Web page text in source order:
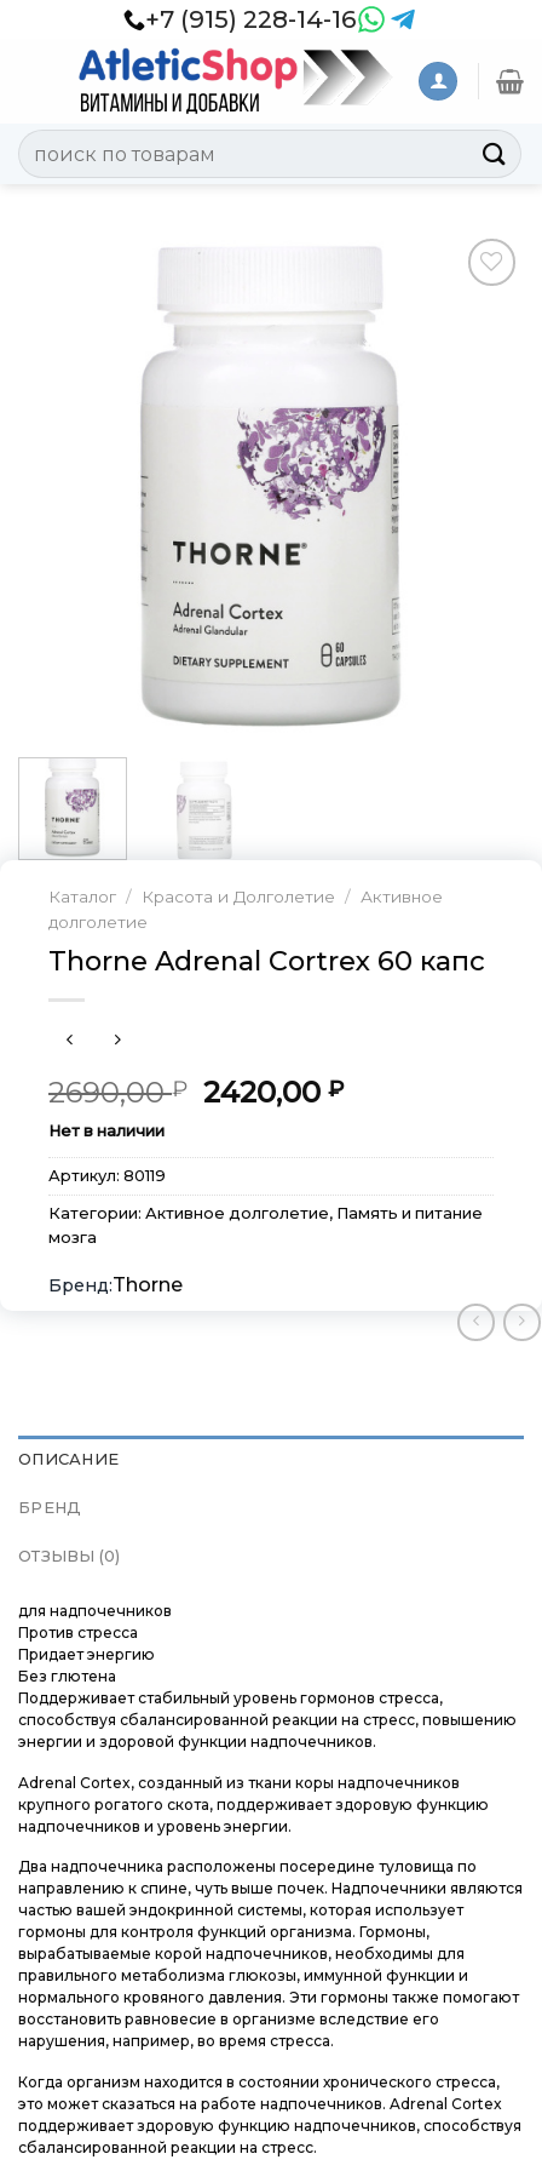
+7 (915) 228-14-16
Искать:
Каталог / Красота и Долголетие / Активное
долголетие
Thorne Adrenal Cortrex 60 капс
2690,00₽ Первоначальная
составляла
2420,00₽Текущая
2420,00 ₽.
Нет в наличии
Артикул: 80119
Категории: Активное долголетие, Память и питание
мозга
Thorne
ОПИСАНИЕ
БРЕНД
ОТЗЫВЫ (0)
для надпочечников
Против стресса
Придает энергию
Без глютена
Поддерживает стабильный уровень гормонов стресса,
способствуя сбалансированной реакции на стресс, повышению
энергии и здоровой функции надпочечников.
Adrenal Cortex, созданный из ткани коры надпочечников
крупного рогатого скота, поддерживает здоровую функцию
надпочечников и уровень энергии.
Два надпочечника расположены посередине туловища по
направлению к спине, чуть выше почек. Надпочечники являются
частью вашей эндокринной системы, которая использует
гормоны для контроля функций организма. Гормоны,
вырабатываемые корой надпочечников, необходимы для
правильного метаболизма глюкозы, иммунной функции и
нормального кровяного давления. Эти гормоны также помогают
восстановить равновесие в организме вследствие его
нарушения, например, во время стресса.
Когда организм находится в состоянии хронического стресса,
это может сказаться на работе надпочечников. Adrenal Cortex
поддерживает здоровую функцию надпочечников, способствуя
сбалансированной реакции на стресс.
×
Бренды
Подарочные сертификаты
Магазины
Контакты
Доставка и оплата
×
Бренды
Подарочные сертификаты
Магазины
Контакты
Доставка и оплата
×
Бренды
Подарочные сертификаты
Магазины
Контакты
Доставка и оплата